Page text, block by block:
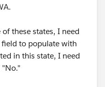
these states, I need
to populate with
in this state, I need
"No."